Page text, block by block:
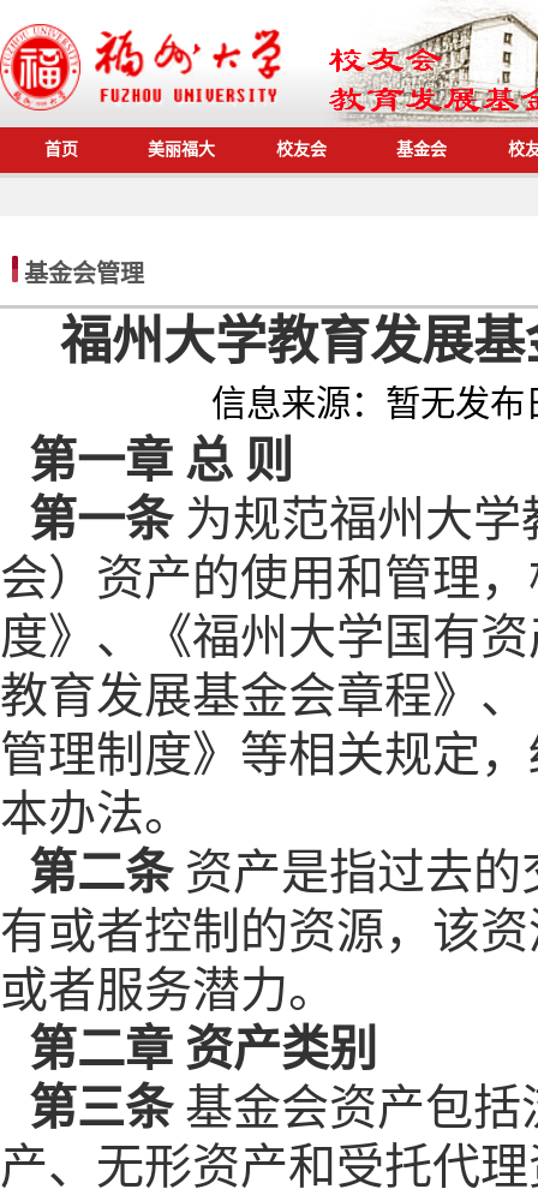
首页 美丽福大 校友会 基金会 校
基金会管理
福州大学教育发展
信息来源： 暂无发布
第一章 总 则
第一条为规范福州大学
会）资产的使用和管理
度》、《福州大学国有
教育发展基金会章程》
管理制度》等相关规定
本办法。
第二条资产是指过去的
有或者控制的资源，该
或者服务潜力。
第二章 资产类别
第三条基金会资产包括
产、无形资产和受托代